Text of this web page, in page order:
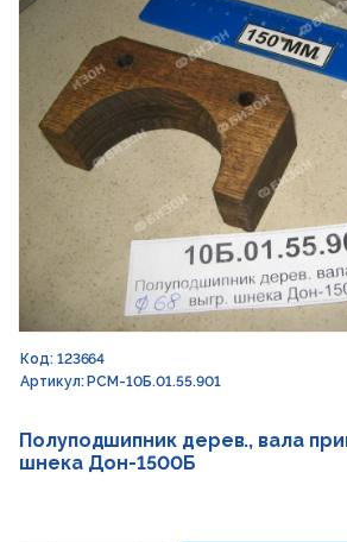
Код: 123664
Артикул: РСМ-10Б.01.55.901
Полуподшипник дерев., вала
шнека Дон-1500Б